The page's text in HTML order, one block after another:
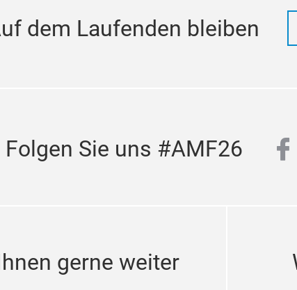
dem Laufenden bleiben
Folgen Sie uns #AMF26
gerne weiter